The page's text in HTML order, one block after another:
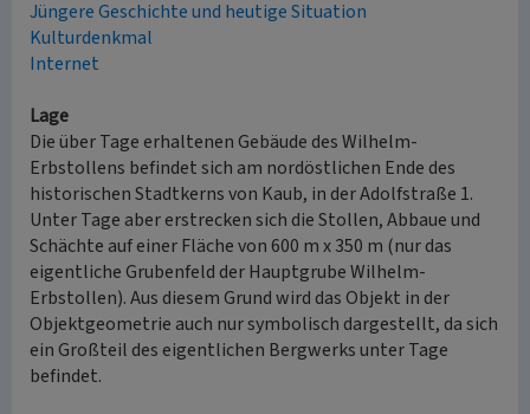
Jüngere Geschichte und heutige Situation
Kulturdenkmal
Internet
Lage
Die über Tage erhaltenen Gebäude des Wilhelm-
Erbstollens befindet sich am nordöstlichen Ende des
historischen Stadtkerns von Kaub, in der Adolfstraße 1.
Unter Tage aber erstrecken sich die Stollen, Abbaue und
Schächte auf einer Fläche von 600 m x 350 m (nur das
eigentliche Grubenfeld der Hauptgrube Wilhelm-
Erbstollen). Aus diesem Grund wird das Objekt in der
Objektgeometrie auch nur symbolisch dargestellt, da sich
ein Großteil des eigentlichen Bergwerks unter Tage
befindet.